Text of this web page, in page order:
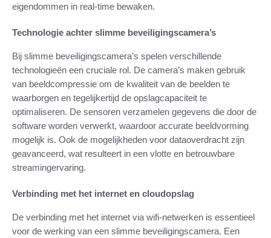
eigendommen in real-time bewaken.
Technologie achter slimme beveiligingscamera’s
Bij slimme beveiligingscamera’s spelen verschillende
technologieën een cruciale rol. De camera’s maken gebruik
van beeldcompressie om de kwaliteit van de beelden te
waarborgen en tegelijkertijd de opslagcapaciteit te
optimaliseren. De sensoren verzamelen gegevens die door de
software worden verwerkt, waardoor accurate beeldvorming
mogelijk is. Ook de mogelijkheden voor dataoverdracht zijn
geavanceerd, wat resulteert in een vlotte en betrouwbare
streamingervaring.
Verbinding met het internet en cloudopslag
De verbinding met het internet via wifi-netwerken is essentieel
voor de werking van een slimme beveiligingscamera. Een